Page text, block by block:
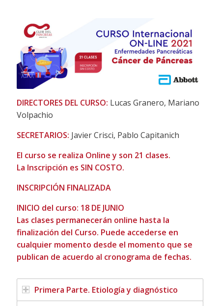
DIRECTORES DEL CURSO: Lucas Granero, Mariano
Volpachio
SECRETARIOS: Javier Crisci, Pablo Capitanich
El curso se realiza Online y son 21 clases.
La Inscripción es SIN COSTO.
INSCRIPCIÓN FINALIZADA
INICIO del curso: 18 DE JUNIO
Las clases permanecerán online hasta la
finalización del Curso. Puede accederse en
cualquier momento desde el momento que se
publican de acuerdo al cronograma de fechas.
Primera Parte. Etiología y diagnóstico